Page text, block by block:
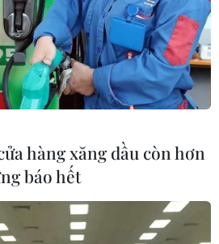
hàng xăng dầu còn hơn
báo hết